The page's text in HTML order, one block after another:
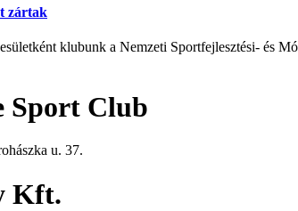
zártak
klubunk a Nemzeti Sportfejlesztési- és
Sport Club
u. 37.
Kft.